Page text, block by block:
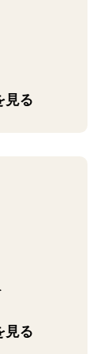
見る
見る